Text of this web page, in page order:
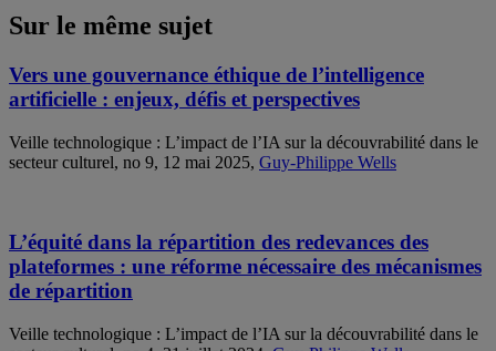
Sur le même sujet
Vers une gouvernance éthique de l’intelligence
artificielle : enjeux, défis et perspectives
Veille technologique : L’impact de l’IA sur la découvrabilité dans le
secteur culturel, no 9, 12 mai 2025, Guy-Philippe Wells
L’équité dans la répartition des redevances des
plateformes : une réforme nécessaire des mécanismes
de répartition
Veille technologique : L’impact de l’IA sur la découvrabilité dans le